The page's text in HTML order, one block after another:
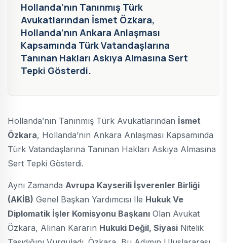
Hollanda’nın Tanınmış Türk
Avukatlarından İsmet Özkara,
Hollanda’nın Ankara Anlaşması
Kapsamında Türk Vatandaşlarına
Tanınan Hakları Askıya Almasına Sert
Tepki Gösterdi.
Hollanda’nın Tanınmış Türk Avukatlarından İsmet
Özkara, Hollanda’nın Ankara Anlaşması Kapsamında
Türk Vatandaşlarına Tanınan Hakları Askıya Almasına
Sert Tepki Gösterdi.
Aynı Zamanda Avrupa Kayserili İşverenler Birliği
(AKİB) Genel Başkan Yardımcısı Ile Hukuk Ve
Diplomatik İşler Komisyonu Başkanı Olan Avukat
Özkara, Alınan Kararın Hukuki Değil, Siyasi Nitelik